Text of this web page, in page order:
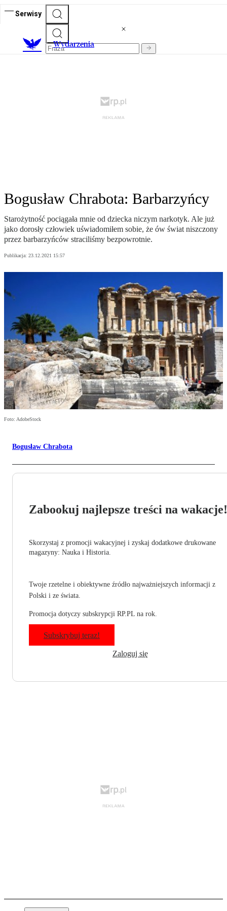
Serwisy
Wydarzenia
Bogusław Chrabota: Barbarzyńcy
Starożytność pociągała mnie od dziecka niczym narkotyk. Ale już
jako dorosły człowiek uświadomiłem sobie, że ów świat niszczony
przez barbarzyńców straciliśmy bezpowrotnie.
Publikacja: 23.12.2021 15:57
Foto: AdobeStock
Bogusław Chrabota
Zabookuj najlepsze treści na wakacje!
Skorzystaj z promocji wakacyjnej i zyskaj dodatkowe drukowane
magazyny: Nauka i Historia.
Twoje rzetelne i obiektywne źródło najważniejszych informacji z
Polski i ze świata.
Promocja dotyczy subskrypcji RP.PL na rok.
Subskrybuj teraz!
Zaloguj się